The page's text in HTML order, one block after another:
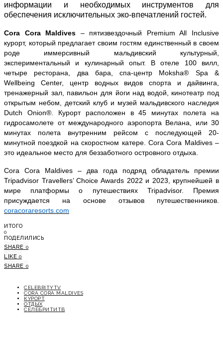
информации и необходимых инструментов для
обеспечения исключительных эко-впечатлений гостей.
Cora Cora Maldives – пятизвездочный Premium All Inclusive
курорт, который предлагает своим гостям единственный в своем
роде иммерсивный мальдивский культурный,
экспериментальный и кулинарный опыт. В отеле 100 вилл,
четыре ресторана, два бара, спа-центр Moksha® Spa &
Wellbeing Center, центр водных видов спорта и дайвинга,
тренажерный зал, павильон для йоги над водой, кинотеатр под
открытым небом, детский клуб и музей мальдивского наследия
Dutch Onion®. Курорт расположен в 45 минутах полета на
гидросамолете от международного аэропорта Велана, или 30
минутах полета внутренним рейсом с последующей 20-
минутной поездкой на скоростном катере. Cora Cora Maldives –
это идеальное место для беззаботного островного отдыха.
Cora Cora Maldives – два года подряд обладатель премии
Tripadvisor Travellers’ Choice Awards 2022 и 2023, крупнейшей в
мире платформы о путешествиях Tripadvisor. Премия
присуждается на основе отзывов путешественников.
coracoraresorts.com
ИТОГО
0
ПОДЕЛИЛИСЬ
SHARE 0
LIKE 0
SHARE 0
CELEBRITYTV
CORA CORA MALDIVES
КУРОРТ
ОТДЫХ
СЕЛЕБРИТИТВ